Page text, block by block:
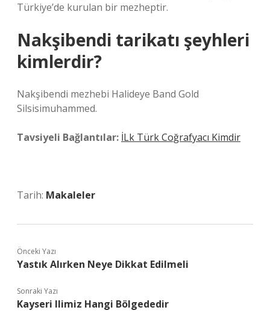
Türkiye’de kurulan bir mezheptir.
Nakşibendi tarikatı şeyhleri
kimlerdir?
Nakşibendi mezhebi Halideye Band Gold
Silsisimuhammed.
Tavsiyeli Bağlantılar: İLk Türk Coğrafyacı Kimdir
Tarih: Makaleler
Önceki Yazı
Yastık Alırken Neye Dikkat Edilmeli
Sonraki Yazı
Kayseri Ilimiz Hangi Bölgededir